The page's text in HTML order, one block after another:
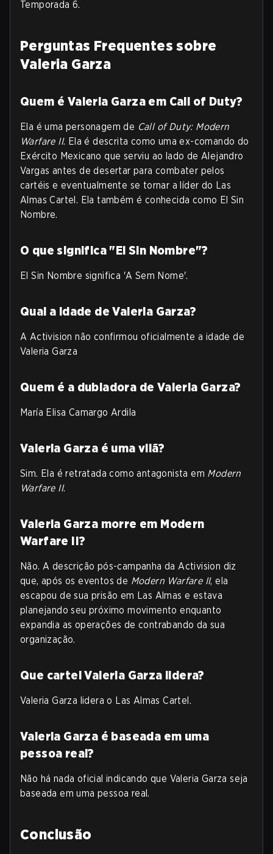
Temporada 6.
Perguntas Frequentes sobre
Valeria Garza
Quem é Valeria Garza em Call of Duty?
Ela é uma personagem de Call of Duty: Modern
Warfare II. Ela é descrita como uma ex-comando do
Exército Mexicano que serviu ao lado de Alejandro
Vargas antes de desertar para combater pelos
cartéis e eventualmente se tornar a líder do Las
Almas Cartel. Ela também é conhecida como El Sin
Nombre.
O que significa "El Sin Nombre"?
El Sin Nombre significa 'A Sem Nome'.
Qual a idade de Valeria Garza?
A Activision não confirmou oficialmente a idade de
Valeria Garza
Quem é a dubladora de Valeria Garza?
María Elisa Camargo Ardila
Valeria Garza é uma vilã?
Sim. Ela é retratada como antagonista em Modern
Warfare II.
Valeria Garza morre em Modern
Warfare II?
Não. A descrição pós-campanha da Activision diz
que, após os eventos de Modern Warfare II, ela
escapou de sua prisão em Las Almas e estava
planejando seu próximo movimento enquanto
expandia as operações de contrabando da sua
organização.
Que cartel Valeria Garza lidera?
Valeria Garza lidera o Las Almas Cartel.
Valeria Garza é baseada em uma
pessoa real?
Não há nada oficial indicando que Valeria Garza seja
baseada em uma pessoa real.
Conclusão